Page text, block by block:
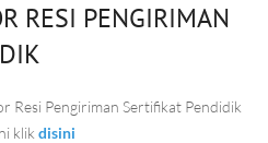
RESI PENGIRIMAN
Resi Pengiriman Sertifikat Pendidik
klik disini